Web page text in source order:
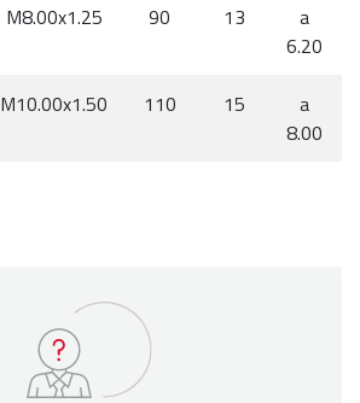
M8.00x1.25 90 13
a
6.20
M10.00x1.50 110 15
a
8.00